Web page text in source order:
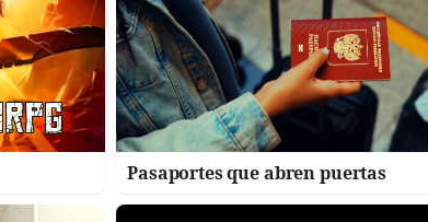
Pasaportes que abren puertas